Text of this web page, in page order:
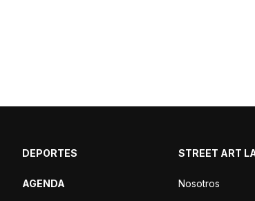
DEPORTES
AGENDA
STREET ART
Nosotros